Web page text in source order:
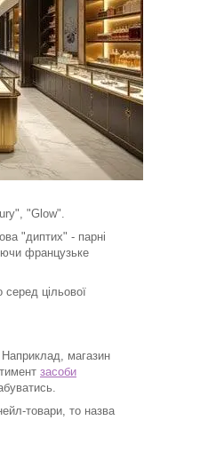
"Glow".
"диптих" - парні
французьке
цільової
магазин
засоби
товари, то назва